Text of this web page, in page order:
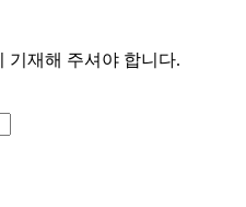
기재해 주셔야 합니다.